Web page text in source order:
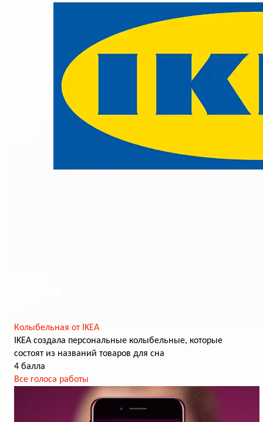
Колыбельная от IKEA
IKEA создала персональные колыбельные, которые
состоят из названий товаров для сна
4 балла
Все голоса работы